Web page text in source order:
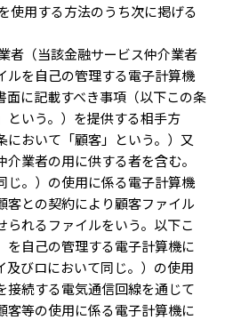
使用する方法のうち次に掲げる
者（当該金融サービス仲介業者
ルを自己の管理する電子計算機
面に記載すべき事項（以下この条
という。）を提供する相手方
において「顧客」という。）又
業者の用に供する者を含む。
じ。）の使用に係る電子計算機
客との契約により顧客ファイル
られるファイルをいう。以下こ
を自己の管理する電子計算機に
及びロにおいて同じ。）の使用
接続する電気通信回線を通じて
客等の使用に係る電子計算機に